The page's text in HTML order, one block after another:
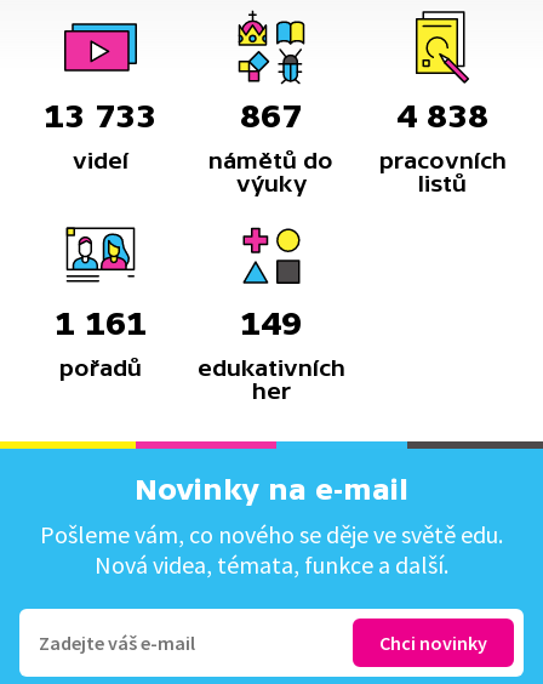
13 733
videí
867
námětů do
výuky
4 838
pracovních
listů
1 161
pořadů
149
edukativních
her
Novinky na e-mail
Pošleme vám, co nového se děje ve světě edu.
Nová videa, témata, funkce a další.